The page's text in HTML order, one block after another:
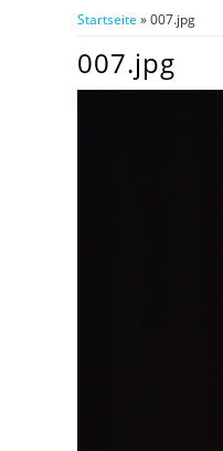
Startseite » 007.jpg
007.jpg